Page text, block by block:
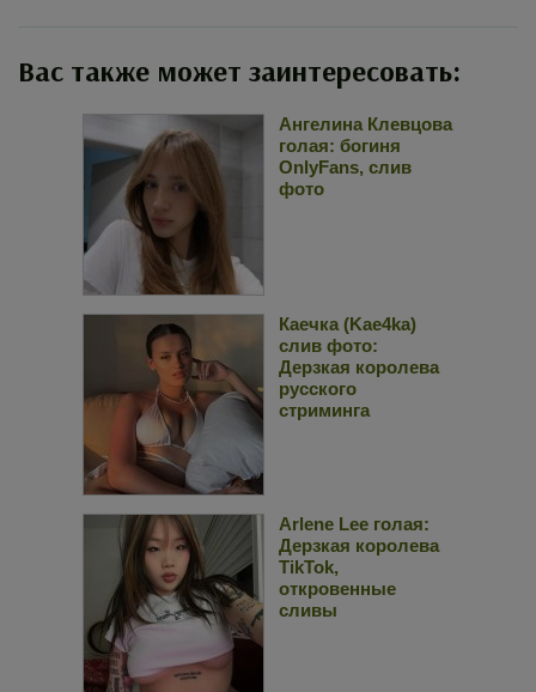
Вас также может заинтересовать:
Ангелина Клевцова
голая: богиня
OnlyFans, слив
фото
Каечка (Kae4ka)
слив фото:
Дерзкая королева
русского
стриминга
Arlene Lee голая:
Дерзкая королева
TikTok,
откровенные
сливы